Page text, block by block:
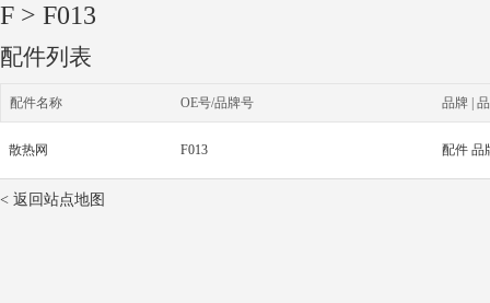
F > F013
配件列表
配件名称 OE号/品牌号 品牌 |
散热网 F013 配件 品
< 返回站点地图